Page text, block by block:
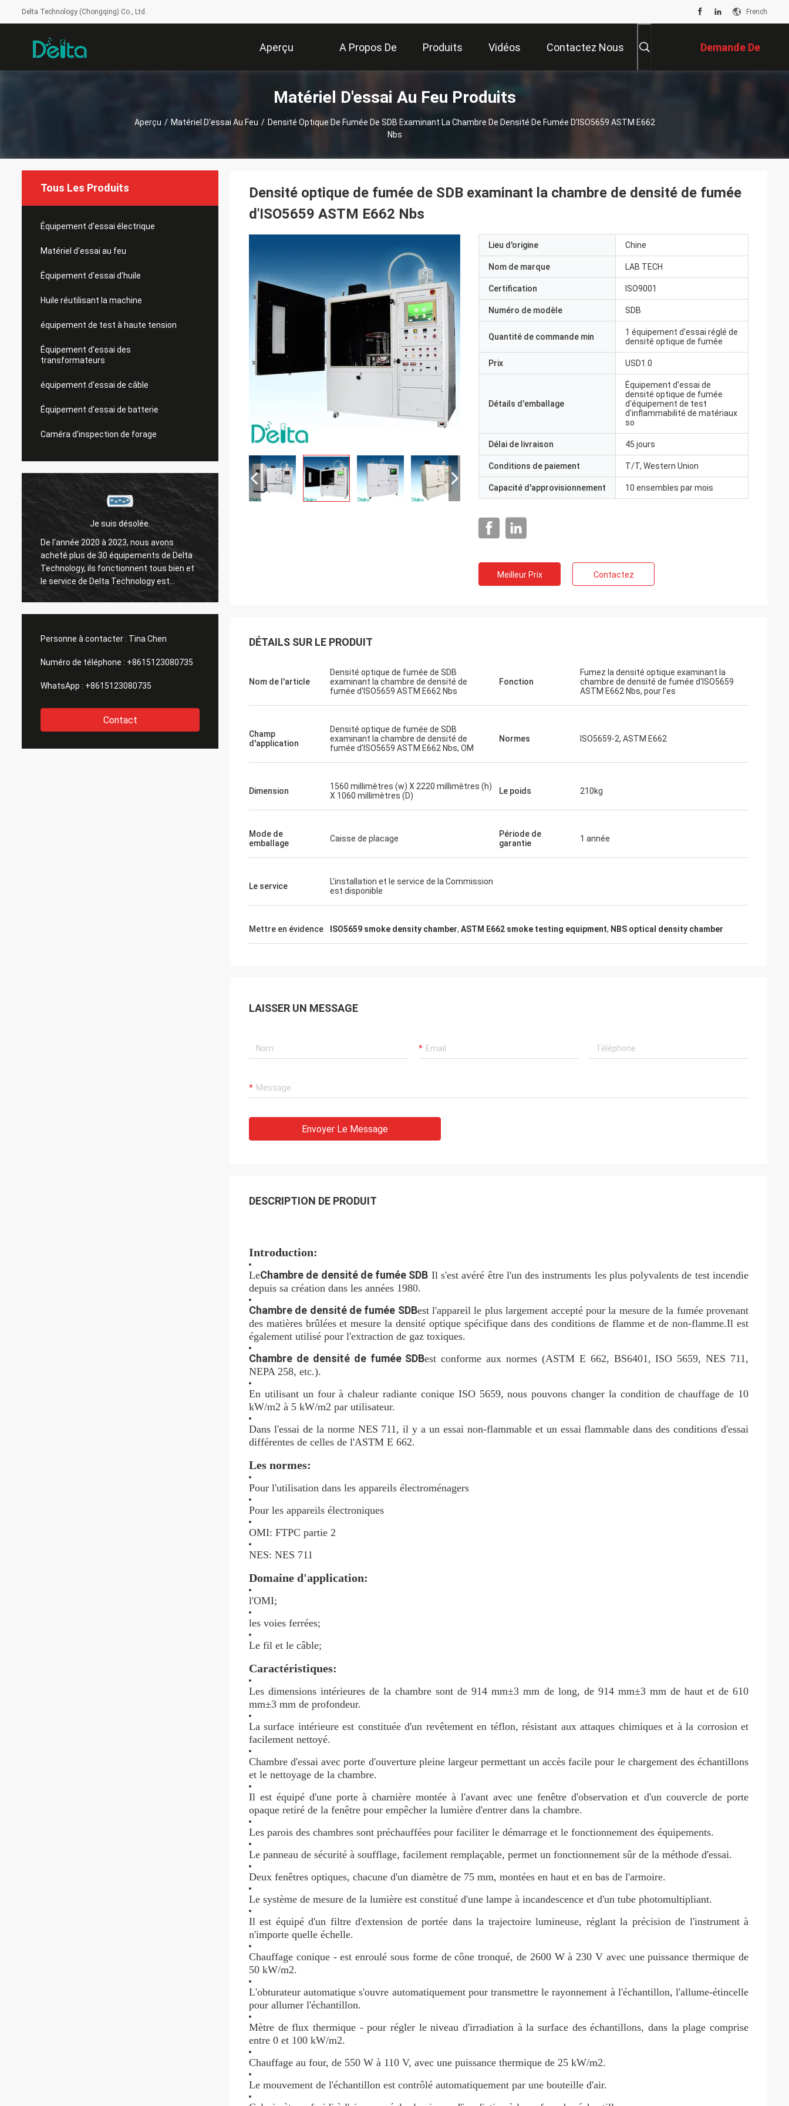
Delta Technology (Chongqing) Co., Ltd. French
Aperçu A Propos De
Nous
Produits Vidéos Contactez Nous Demande De
Soumission
Matériel D'essai Au Feu Produits
Aperçu / Matériel D'essai Au Feu / Densité Optique De Fumée De SDB Examinant La Chambre De Densité De Fumée D'ISO5659 ASTM E662
Nbs
Tous Les Produits
Équipement d'essai électrique
Matériel d'essai au feu
Équipement d'essai d'huile
Huile réutilisant la machine
équipement de test à haute tension
Équipement d'essai des
transformateurs
équipement d'essai de câble
Équipement d'essai de batterie
Caméra d'inspection de forage
Je suis désolée.
De l'année 2020 à 2023, nous avons
acheté plus de 30 équipements de Delta
Technology, ils fonctionnent tous bien et
le service de Delta Technology est
également bon.
M. Ricky Casipe, vous avez une idée?
En ce qui concerne notre instrument
acheter un instrument plus tôt. Merci
Personne à contacter : Tina Chen
Numéro de téléphone : +8615123080735
WhatsApp : +8615123080735
Contact
Densité optique de fumée de SDB examinant la chambre de densité de fumée
d'ISO5659 ASTM E662 Nbs
Lieu d'origine Chine
Nom de marque LAB TECH
Certification ISO9001
Numéro de modèle SDB
Quantité de commande min
1 équipement d'essai réglé de
densité optique de fumée
Prix USD1.0
Détails d'emballage
Équipement d'essai de
densité optique de fumée
d'équipement de test
d'inflammabilité de matériaux
so
Délai de livraison 45 jours
Conditions de paiement T/T, Western Union
Capacité d'approvisionnement 10 ensembles par mois
Meilleur Prix Contactez
DÉTAILS SUR LE PRODUIT
Nom de l'article
Densité optique de fumée de SDB
examinant la chambre de densité de
fumée d'ISO5659 ASTM E662 Nbs
Fonction
Fumez la densité optique examinant la
chambre de densité de fumée d'ISO5659
ASTM E662 Nbs, pour l'es
Champ
d'application
Densité optique de fumée de SDB
examinant la chambre de densité de
fumée d'ISO5659 ASTM E662 Nbs, OM
Normes ISO5659-2, ASTM E662
Dimension
1560 millimètres (w) X 2220 millimètres (h)
X 1060 millimètres (D)
Le poids 210kg
Mode de
emballage
Caisse de placage
Période de
garantie
1 année
Le service
L'installation et le service de la Commission
est disponible
Mettre en évidence ISO5659 smoke density chamber, ASTM E662 smoke testing equipment, NBS optical density chamber
LAISSER UN MESSAGE
Envoyer Le Message
DESCRIPTION DE PRODUIT
Introduction:
LeChambre de densité de fumée SDB Il s'est avéré être l'un des instruments les plus polyvalents de test incendie
depuis sa création dans les années 1980.
Chambre de densité de fumée SDBest l'appareil le plus largement accepté pour la mesure de la fumée provenant
des matières brûlées et mesure la densité optique spécifique dans des conditions de flamme et de non-flamme.Il est
également utilisé pour l'extraction de gaz toxiques.
Chambre de densité de fumée SDBest conforme aux normes (ASTM E 662, BS6401, ISO 5659, NES 711,
NEPA 258, etc.).
En utilisant un four à chaleur radiante conique ISO 5659, nous pouvons changer la condition de chauffage de 10
kW/m2 à 5 kW/m2 par utilisateur.
Dans l'essai de la norme NES 711, il y a un essai non-flammable et un essai flammable dans des conditions d'essai
différentes de celles de l'ASTM E 662.
Les normes:
Pour l'utilisation dans les appareils électroménagers
Pour les appareils électroniques
OMI: FTPC partie 2
NES: NES 711
Domaine d'application:
l'OMI;
les voies ferrées;
Le fil et le câble;
Caractéristiques:
Les dimensions intérieures de la chambre sont de 914 mm±3 mm de long, de 914 mm±3 mm de haut et de 610
mm±3 mm de profondeur.
La surface intérieure est constituée d'un revêtement en téflon, résistant aux attaques chimiques et à la corrosion et
facilement nettoyé.
Chambre d'essai avec porte d'ouverture pleine largeur permettant un accès facile pour le chargement des échantillons
et le nettoyage de la chambre.
Il est équipé d'une porte à charnière montée à l'avant avec une fenêtre d'observation et d'un couvercle de porte
opaque retiré de la fenêtre pour empêcher la lumière d'entrer dans la chambre.
Les parois des chambres sont préchauffées pour faciliter le démarrage et le fonctionnement des équipements.
Le panneau de sécurité à soufflage, facilement remplaçable, permet un fonctionnement sûr de la méthode d'essai.
Deux fenêtres optiques, chacune d'un diamètre de 75 mm, montées en haut et en bas de l'armoire.
Le système de mesure de la lumière est constitué d'une lampe à incandescence et d'un tube photomultipliant.
Il est équipé d'un filtre d'extension de portée dans la trajectoire lumineuse, réglant la précision de l'instrument à
n'importe quelle échelle.
Chauffage conique - est enroulé sous forme de cône tronqué, de 2600 W à 230 V avec une puissance thermique de
50 kW/m2.
L'obturateur automatique s'ouvre automatiquement pour transmettre le rayonnement à l'échantillon, l'allume-étincelle
pour allumer l'échantillon.
Mètre de flux thermique - pour régler le niveau d'irradiation à la surface des échantillons, dans la plage comprise
entre 0 et 100 kW/m2.
Chauffage au four, de 550 W à 110 V, avec une puissance thermique de 25 kW/m2.
Le mouvement de l'échantillon est contrôlé automatiquement par une bouteille d'air.